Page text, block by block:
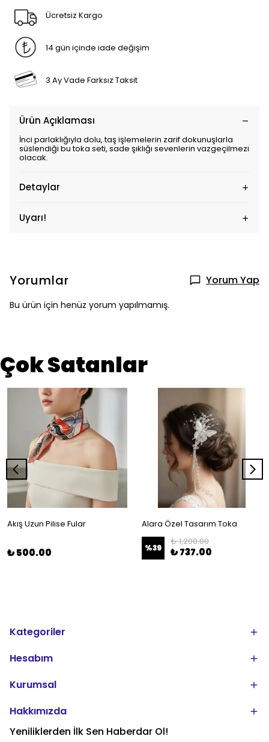
Ücretsiz Kargo
14 gün içinde iade değişim
3 Ay Vade Farksız Taksit
Ürün Açıklaması
İnci parlaklığıyla dolu, taş işlemelerin zarif dokunuşlarla
süslendiği bu toka seti, sade şıklığı sevenlerin vazgeçilmezi
olacak.
Detaylar
Uyarı!
Yorumlar Yorum Yap
Bu ürün için henüz yorum yapılmamış.
Çok Satanlar
Akış Uzun Pilise Fular
₺ 500.00
Alara Özel Tasarım Toka
%39
₺ 1,200.00
₺ 737.00
Kategoriler
Hesabım
Kurumsal
Hakkımızda
Yeniliklerden İlk Sen Haberdar Ol!